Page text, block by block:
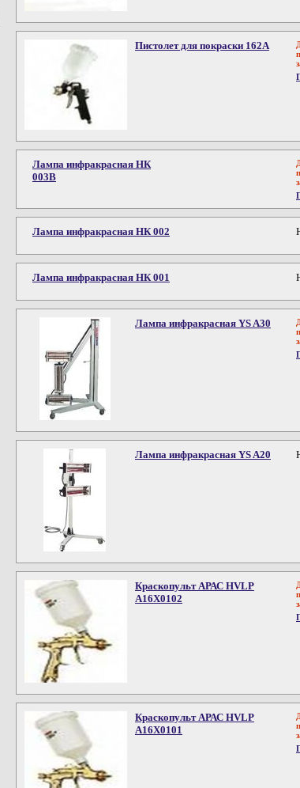
Пистолет для покраски 162A
Лампа инфракрасная НК
003В
Лампа инфракрасная НК 002
Лампа инфракрасная НК 001
Лампа инфракрасная YS A30
Лампа инфракрасная YS A20
Краскопульт АРАС HVLP
A16X0102
Краскопульт АРАС HVLP
A16X0101